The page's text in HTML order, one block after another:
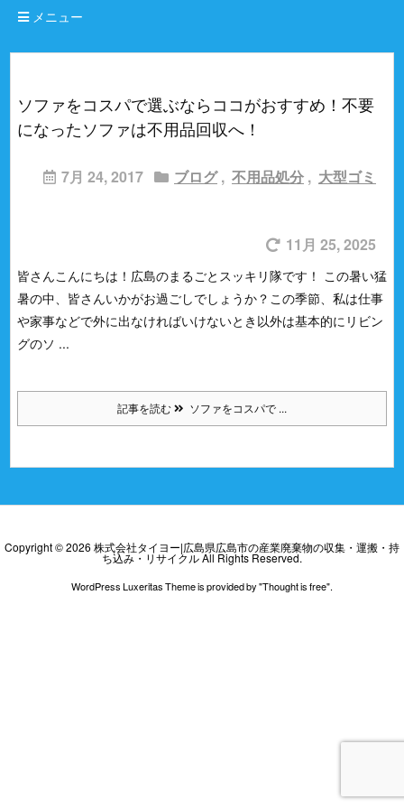
メニュー
ソファをコスパで選ぶならココがおすすめ！不要
になったソファは不用品回収へ！
7月 24, 2017 ブログ , 不用品処分 , 大型ゴミ
11月 25, 2025
皆さんこんにちは！広島のまるごとスッキリ隊です！ この暑い猛
暑の中、皆さんいかがお過ごしでしょうか？ この季節、私は仕事
や家事などで外に出なければいけないとき以外は基本的にリビン
グのソ ...
記事を読む ソファをコスパで ...
Copyright ©2026 株式会社タイヨー|広島県広島市の産業廃棄物の収集・運搬・持
ち込み・リサイクルAll Rights Reserved.
WordPress Luxeritas Theme is provided by "Thought is free".